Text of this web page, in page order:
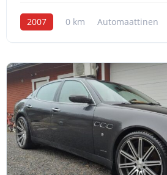
2007 0 km Automaattinen